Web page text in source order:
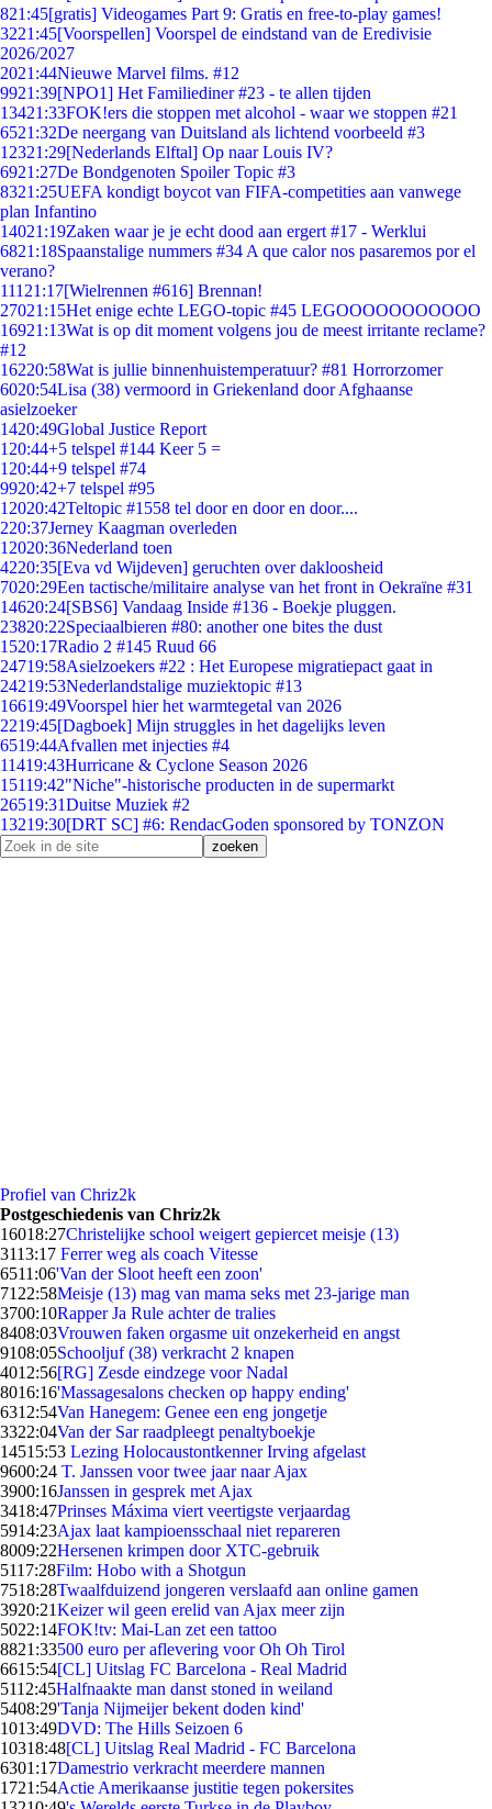
821:45[gratis] Videogames Part 9: Gratis en free-to-play games!
3221:45[Voorspellen] Voorspel de eindstand van de Eredivisie
2026/2027
2021:44Nieuwe Marvel films. #12
9921:39[NPO1] Het Familiediner #23 - te allen tijden
13421:33FOK!ers die stoppen met alcohol - waar we stoppen #21
6521:32De neergang van Duitsland als lichtend voorbeeld #3
12321:29[Nederlands Elftal] Op naar Louis IV?
6921:27De Bondgenoten Spoiler Topic #3
8321:25UEFA kondigt boycot van FIFA-competities aan vanwege
plan Infantino
14021:19Zaken waar je je echt dood aan ergert #17 - Werklui
6821:18Spaanstalige nummers #34 A que calor nos pasaremos por el
verano?
111 21:17[Wielrennen #616] Brennan!
27021:15Het enige echte LEGO-topic #45 LEGOOOOOOOOOOO
16921:13Wat is op dit moment volgens jou de meest irritante reclame?
#12
16220:58Wat is jullie binnenhuistemperatuur? #81 Horrorzomer
6020:54Lisa (38) vermoord in Griekenland door Afghaanse
asielzoeker
1420:49Global Justice Report
1 20:44+5 telspel #144 Keer 5 =
1 20:44+9 telspel #74
9920:42+7 telspel #95
12020:42Teltopic #1558 tel door en door en door....
220:37Jerney Kaagman overleden
12020:36Nederland toen
4220:35[Eva vd Wijdeven] geruchten over dakloosheid
7020:29Een tactische/militaire analyse van het front in Oekraïne #31
14620:24[SBS6] Vandaag Inside #136 - Boekje pluggen.
23820:22Speciaalbieren #80: another one bites the dust
1520:17Radio 2 #145 Ruud 66
24719:58Asielzoekers #22 : Het Europese migratiepact gaat in
24219:53Nederlandstalige muziektopic #13
16619:49Voorspel hier het warmtegetal van 2026
2219:45[Dagboek] Mijn struggles in het dagelijks leven
6519:44Afvallen met injecties #4
11419:43Hurricane & Cyclone Season 2026
15119:42"Niche"-historische producten in de supermarkt
26519:31Duitse Muziek #2
13219:30[DRT SC] #6: RendacGoden sponsored by TONZON
Profiel van Chriz2k
Postgeschiedenis van Chriz2k
16018:27Christelijke school weigert gepiercet meisje (13)
3113:17 Ferrer weg als coach Vitesse
6511:06'Van der Sloot heeft een zoon'
71 22:58Meisje (13) mag van mama seks met 23-jarige man
3700:10Rapper Ja Rule achter de tralies
8408:03Vrouwen faken orgasme uit onzekerheid en angst
9108:05Schooljuf (38) verkracht 2 knapen
4012:56[RG] Zesde eindzege voor Nadal
8016:16'Massagesalons checken op happy ending'
6312:54Van Hanegem: Genee een eng jongetje
3322:04Van der Sar raadpleegt penaltyboekje
14515:53 Lezing Holocaustontkenner Irving afgelast
9600:24 T. Janssen voor twee jaar naar Ajax
3900:16Janssen in gesprek met Ajax
3418:47Prinses Máxima viert veertigste verjaardag
5914:23Ajax laat kampioensschaal niet repareren
8009:22Hersenen krimpen door XTC-gebruik
5117:28Film: Hobo with a Shotgun
7518:28Twaalfduizend jongeren verslaafd aan online gamen
3920:21Keizer wil geen erelid van Ajax meer zijn
5022:14FOK!tv: Mai-Lan zet een tattoo
8821:33500 euro per aflevering voor Oh Oh Tirol
6615:54[CL] Uitslag FC Barcelona - Real Madrid
5112:45Halfnaakte man danst stoned in weiland
5408:29'Tanja Nijmeijer bekent doden kind'
1013:49DVD: The Hills Seizoen 6
10318:48[CL] Uitslag Real Madrid - FC Barcelona
6301:17Damestrio verkracht meerdere mannen
1721:54Actie Amerikaanse justitie tegen pokersites